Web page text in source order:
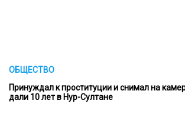
ОБЩЕСТВО
Принуждал к проституции и снимал на
дали 10 лет в Нур-Султане